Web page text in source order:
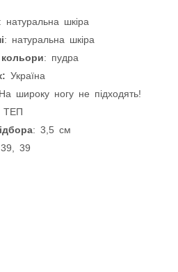
: натуральна шкіра
: натуральна шкіра
кольори: пудра
Україна
На широку ногу не підходять!
ТЕП
: 3,5 см
39